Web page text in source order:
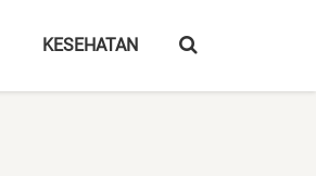
KESEHATAN